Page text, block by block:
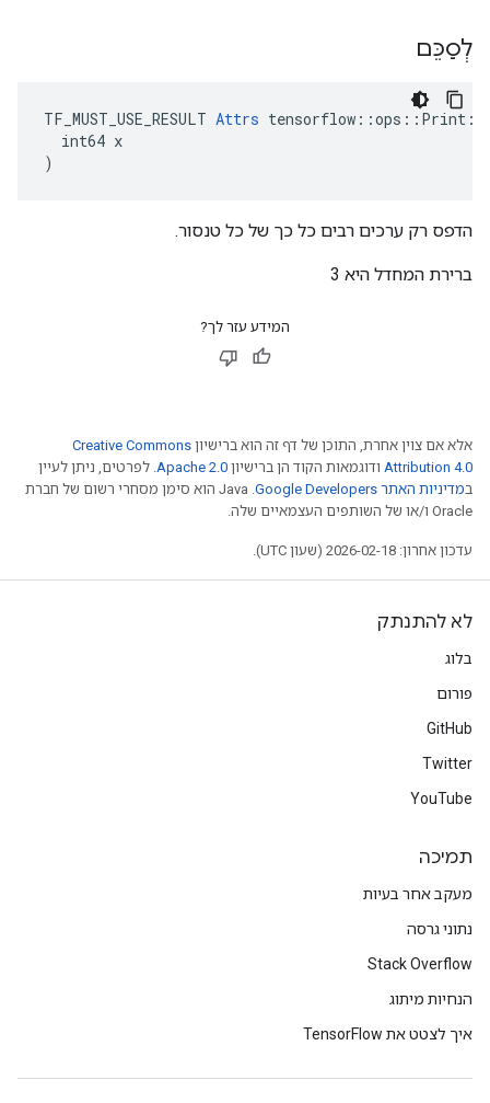
לְסַכֵּם
TF_MUST_USE_RESULT Attrs
  int64 x
)
הדפס רק ערכים רבים כל כך של כל טנסור.
ברירת המחדל היא 3
המידע עזר לך?
אלא אם צוין אחרת, התוכן של דף זה הוא ברישיון Creative Commons
Attribution 4.0 ודוגמאות הקוד הן ברישיון Apache 2.0. לפרטים, ניתן לעיין
במדיניות האתר Google Developers‏
.‏ Java הוא סימן מסחרי רשום של חברת
Oracle ו/או של השותפים העצמאיים שלה.
עדכון אחרון: 2026-02-18 (שעון UTC).
לא להתנתק
בלוג
פורום
GitHub
Twitter
YouTube
תמיכה
מעקב אחר בעיות
נתוני גרסה
Stack Overflow
הנחיות מיתוג
איך לצטט את TensorFlow